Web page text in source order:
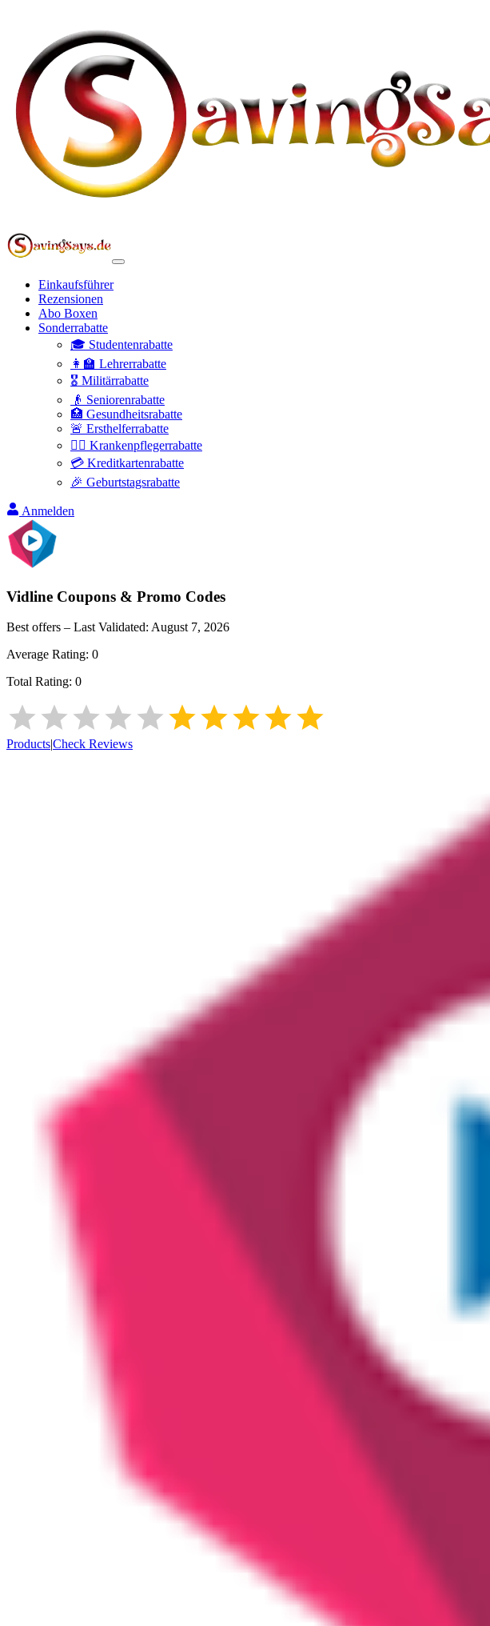
Einkaufsführer
Rezensionen
Abo Boxen
Sonderrabatte
🎓 Studentenrabatte
👩‍🏫 Lehrerrabatte
🎖️ Militärrabatte
👴 Seniorenrabatte
🏥 Gesundheitsrabatte
🚨 Ersthelferrabatte
👩‍⚕️ Krankenpflegerrabatte
💳 Kreditkartenrabatte
🎉 Geburtstagsrabatte
Anmelden
Vidline Coupons & Promo Codes
Best offers – Last Validated: August 7, 2026
Average Rating: 0
Total Rating: 0
Products|Check Reviews